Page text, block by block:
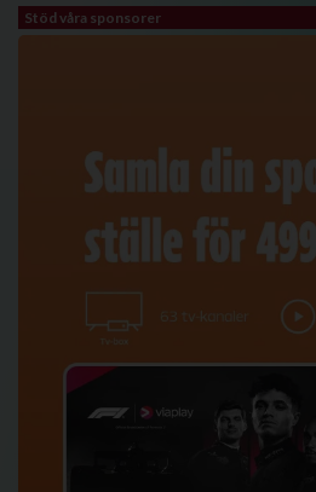
Stöd våra sponsorer